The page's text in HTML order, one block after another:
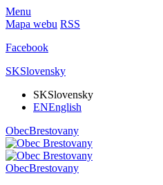
Menu
Mapa webu RSS
Facebook
SKSlovensky
SKSlovensky
ENEnglish
ObecBrestovany
ObecBrestovany